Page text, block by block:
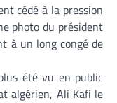
cédé à la pression
photo du président
à un long congé de
été vu en public
algérien, Ali Kafi le